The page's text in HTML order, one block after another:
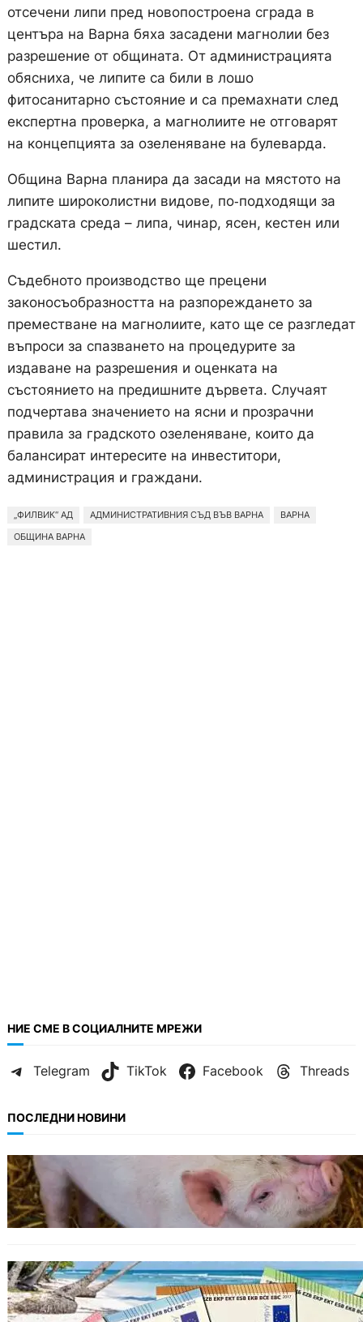
отсечени липи пред новопостроена сграда в
центъра на Варна бяха засадени магнолии без
разрешение от общината. От администрацията
обясниха, че липите са били в лошо
фитосанитарно състояние и са премахнати след
експертна проверка, а магнолиите не отговарят
на концепцията за озеленяване на булеварда.
Община Варна планира да засади на мястото на
липите широколистни видове, по‑подходящи за
градската среда – липа, чинар, ясен, кестен или
шестил.
Съдебното производство ще прецени
законосъобразността на разпореждането за
преместване на магнолиите, като ще се разгледат
въпроси за спазването на процедурите за
издаване на разрешения и оценката на
състоянието на предишните дървета. Случаят
подчертава значението на ясни и прозрачни
правила за градското озеленяване, които да
балансират интересите на инвеститори,
администрация и граждани.
„ФИЛВИК“ АД АДМИНИСТРАТИВНИЯ СЪД ВЪВ ВАРНА
ВАРНА
ОБЩИНА ВАРНА
НИЕ СМЕ В СОЦИАЛНИТЕ МРЕЖИ
Telegram TikTok Facebook Threads
ПОСЛЕДНИ НОВИНИ
Тревога във Варненско: Африканска чума
по свинете е открита край Гроздьово.
ИКОНОМИКА
Край на цените в две валути: От 9 август
етикетите ще са само в евро.